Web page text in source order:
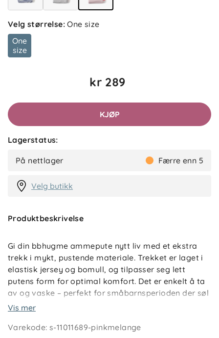
Velg størrelse:One size
One
size
kr 289
KJØP
Lagerstatus:
På nettlager Færre enn 5
Velg butikk
Produktbeskrivelse
Gi din bbhugme ammepute nytt liv med et ekstra
trekk i mykt, pustende materiale. Trekket er laget i
elastisk jersey og bomull, og tilpasser seg lett
putens form for optimal komfort. Det er enkelt å ta
av og vaske – perfekt for småbarnsperioden der søl
og hyppig bruk er en del av hverdagen.
Med flere farger og design å velge mellom, kan du
Vis mer
Varekode:s-11011689-pinkmelange